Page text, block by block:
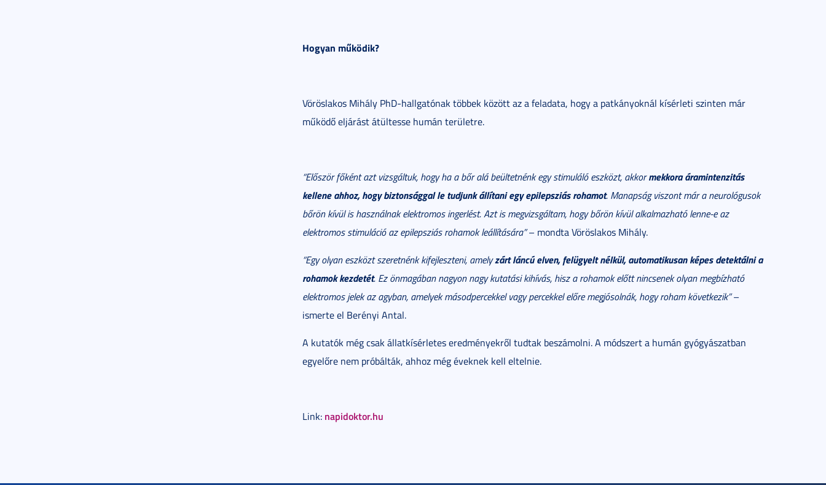
Hogyan működik?
Vöröslakos Mihály PhD-hallgatónak többek között az a feladata, hogy a patkányoknál kísérleti szinten már
működő eljárást átültesse humán területre.
“Először főként azt vizsgáltuk, hogy ha a bőr alá beültetnénk egy stimuláló eszközt, akkormekkora áramintenzitás
kellene ahhoz, hogy biztonsággal le tudjunk állítani egy epilepsziás rohamot. Manapság viszont már a neurológusok
bőrön kívül is használnak elektromos ingerlést. Azt is megvizsgáltam, hogy bőrön kívül alkalmazható lenne-e az
elektromos stimuláció az epilepsziás rohamok leállítására”– mondta Vöröslakos Mihály.
“Egy olyan eszközt szeretnénk kifejleszteni, amelyzárt láncú elven, felügyelt nélkül, automatikusan képes detektálni a
rohamok kezdetét. Ez önmagában nagyon nagy kutatási kihívás, hisz a rohamok előtt nincsenek olyan megbízható
elektromos jelek az agyban, amelyek másodpercekkel vagy percekkel előre megjósolnák, hogy roham következik”–
ismerte el Berényi Antal.
A kutatók még csak állatkísérletes eredményekről tudtak beszámolni. A módszert a humán gyógyászatban
egyelőre nem próbálták, ahhoz még éveknek kell eltelnie.
Link: napidoktor.hu